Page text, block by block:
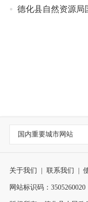
德化县自然资源局
国内重要城市网站
关于我们 联系我们
网站标识码：3505260020